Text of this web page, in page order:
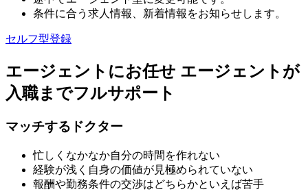
条件に合う求人情報、新着情報をお知らせします。
セルフ型登録
エージェントにお任せ エージェントが
入職までフルサポート
マッチするドクター
忙しくなかなか自分の時間を作れない
経験が浅く自身の価値が見極められていない
報酬や勤務条件の交渉はどちらかといえば苦手